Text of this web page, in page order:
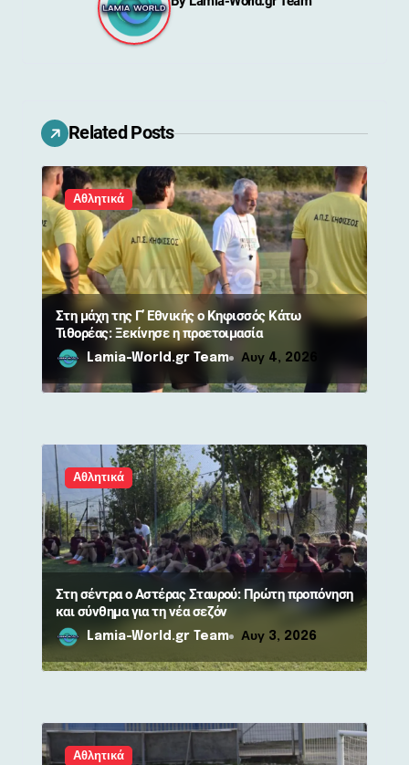
ρ
θ
ρ
ω
ν
Related Posts
Αθλητικά
Στη μάχη της Γ’ Εθνικής ο Κηφισσός Κάτω
Τιθορέας: Ξεκίνησε η προετοιμασία
Lamia-World.gr Team Αυγ 4, 2026
Αθλητικά
Στη σέντρα ο Αστέρας Σταυρού: Πρώτη προπόνηση
και σύνθημα για τη νέα σεζόν
Lamia-World.gr Team Αυγ 3, 2026
Αθλητικά